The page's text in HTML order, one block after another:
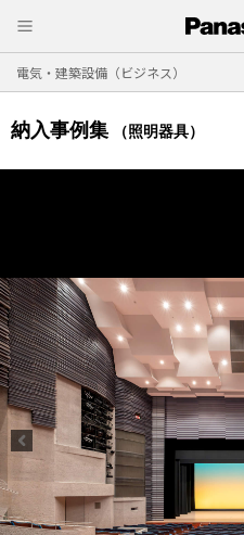
電気・建築設備（ビジネス）
納入事例集 （照明器具）